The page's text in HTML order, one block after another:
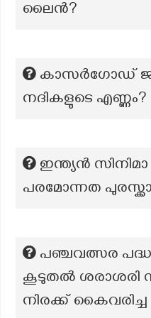
ലൈൻ?
കാസര്‍ഗോഡ്
നദികളുടെ എണ്ണം?
ഇന്ത്യൻ
പരമോന്നത
പഞ്ചവത്സര
കൂടുതൽ ശരാശരി
നിരക്ക് കൈവരിച്ച